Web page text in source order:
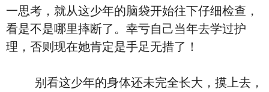
一思考，就从这少年的脑袋开始往下仔细检查，
看是不是哪里摔断了。幸亏自己当年去学过护
理，否则现在她肯定是手足无措了！
别看这少年的身体还未完全长大，摸上去，